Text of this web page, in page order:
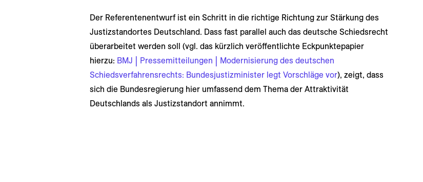
Der Referentenentwurf ist ein Schritt in die richtige Richtung zur Stärkung des
Justizstandortes Deutschland. Dass fast parallel auch das deutsche Schiedsrecht
überarbeitet werden soll (vgl. das kürzlich veröffentlichte Eckpunktepapier
hierzu: BMJ | Pressemitteilungen | Modernisierung des deutschen
Schiedsverfahrensrechts: Bundesjustizminister legt Vorschläge vor), zeigt, dass
sich die Bundesregierung hier umfassend dem Thema der Attraktivität
Deutschlands als Justizstandort annimmt.